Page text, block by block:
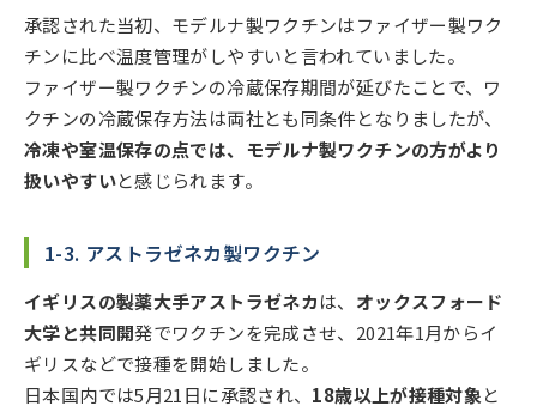
承認された当初、モデルナ製ワクチンはファイザー製ワク
チンに比べ温度管理がしやすいと言われていました。
ファイザー製ワクチンの冷蔵保存期間が延びたことで、ワ
クチンの冷蔵保存方法は両社とも同条件となりましたが、
冷凍や室温保存の点では、モデルナ製ワクチンの方がより
扱いやすいと感じられます。
1-3. アストラゼネカ製ワクチン
イギリスの製薬大手アストラゼネカは、 オックスフォード
大学と共同開発でワクチンを完成させ、2021年1月からイ
ギリスなどで接種を開始しました。
日本国内では5月21日に承認され、 18歳以上が接種対象と